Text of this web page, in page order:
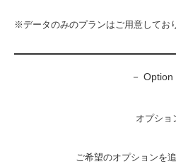
※データのみのプランはご用意してお
－ Option
オプショ
ご希望のオプションを